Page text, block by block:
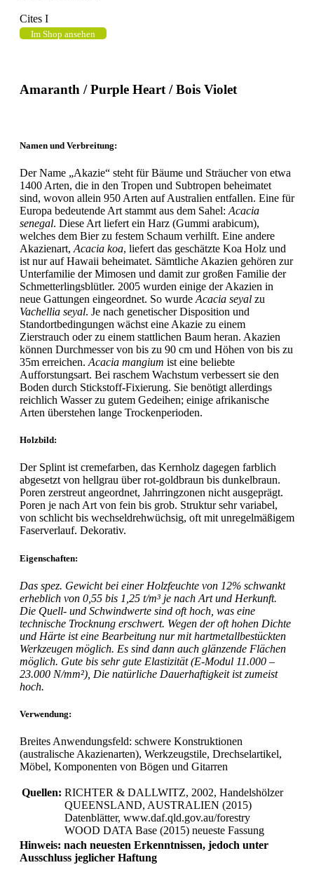
Cites I
Im Shop ansehen
Amaranth / Purple Heart / Bois Violet
Namen und Verbreitung:
Der Name „Akazie“ steht für Bäume und Sträucher von etwa
1400 Arten, die in den Tropen und Subtropen beheimatet
sind, wovon allein 950 Arten auf Australien entfallen. Eine für
Europa bedeutende Art stammt aus dem Sahel: Acacia
senegal. Diese Art liefert ein Harz (Gummi arabicum),
welches dem Bier zu festem Schaum verhilft. Eine andere
Akazienart, Acacia koa, liefert das geschätzte Koa Holz und
ist nur auf Hawaii beheimatet. Sämtliche Akazien gehören zur
Unterfamilie der Mimosen und damit zur großen Familie der
Schmetterlingsblütler. 2005 wurden einige der Akazien in
neue Gattungen eingeordnet. So wurde Acacia seyal zu
Vachellia seyal. Je nach genetischer Disposition und
Standortbedingungen wächst eine Akazie zu einem
Zierstrauch oder zu einem stattlichen Baum heran. Akazien
können Durchmesser von bis zu 90 cm und Höhen von bis zu
35m erreichen. Acacia mangium ist eine beliebte
Aufforstungsart. Bei raschem Wachstum verbessert sie den
Boden durch Stickstoff-Fixierung. Sie benötigt allerdings
reichlich Wasser zu gutem Gedeihen; einige afrikanische
Arten überstehen lange Trockenperioden.
Holzbild:
Der Splint ist cremefarben, das Kernholz dagegen farblich
abgesetzt von hellgrau über rot-goldbraun bis dunkelbraun.
Poren zerstreut angeordnet, Jahrringzonen nicht ausgeprägt.
Poren je nach Art von fein bis grob. Struktur sehr variabel,
von schlicht bis wechseldrehwüchsig, oft mit unregelmäßigem
Faserverlauf. Dekorativ.
Eigenschaften:
Das spez. Gewicht bei einer Holzfeuchte von 12% schwankt
erheblich von 0,55 bis 1,25 t/m³ je nach Art und Herkunft.
Die Quell- und Schwindwerte sind oft hoch, was eine
technische Trocknung erschwert. Wegen der oft hohen Dichte
und Härte ist eine Bearbeitung nur mit hartmetallbestückten
Werkzeugen möglich. Es sind dann auch glänzende Flächen
möglich. Gute bis sehr gute Elastizität (E-Modul 11.000 –
23.000 N/mm²), Die natürliche Dauerhaftigkeit ist zumeist
hoch.
Verwendung:
Breites Anwendungsfeld: schwere Konstruktionen
(australische Akazienarten), Werkzeugstile, Drechselartikel,
Möbel, Komponenten von Bögen und Gitarren
Quellen: RICHTER & DALLWITZ, 2002, Handelshölzer
QUEENSLAND, AUSTRALIEN (2015)
Datenblätter, www.daf.qld.gov.au/forestry
WOOD DATA Base (2015) neueste Fassung
Hinweis: nach neuesten Erkenntnissen, jedoch unter
Ausschluss jeglicher Haftung